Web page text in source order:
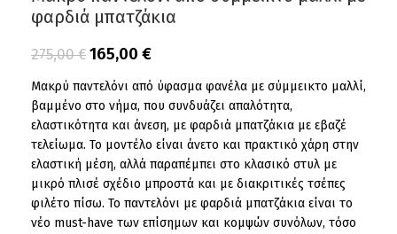
φαρδιά μπατζάκια
275,00€ 165,00 €
Μακρύ παντελόνι από ύφασμα φανέλα με σύμμεικτο μαλλί,
βαμμένο στο νήμα, που συνδυάζει απαλότητα,
ελαστικότητα και άνεση, με φαρδιά μπατζάκια με εβαζέ
τελείωμα. Το μοντέλο είναι άνετο και πρακτικό χάρη στην
ελαστική μέση, αλλά παραπέμπει στο κλασικό στυλ με
μικρό πλισέ σχέδιο μπροστά και με διακριτικές τσέπες
φιλέτο πίσω. Το παντελόνι με φαρδιά μπατζάκια είναι το
νέο must-have των επίσημων και κομψών συνόλων, τόσο